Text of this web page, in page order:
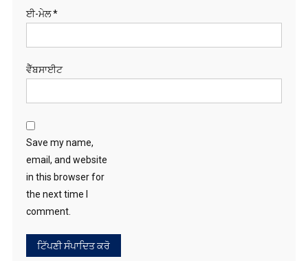
in this browser for
RECENT POSTS